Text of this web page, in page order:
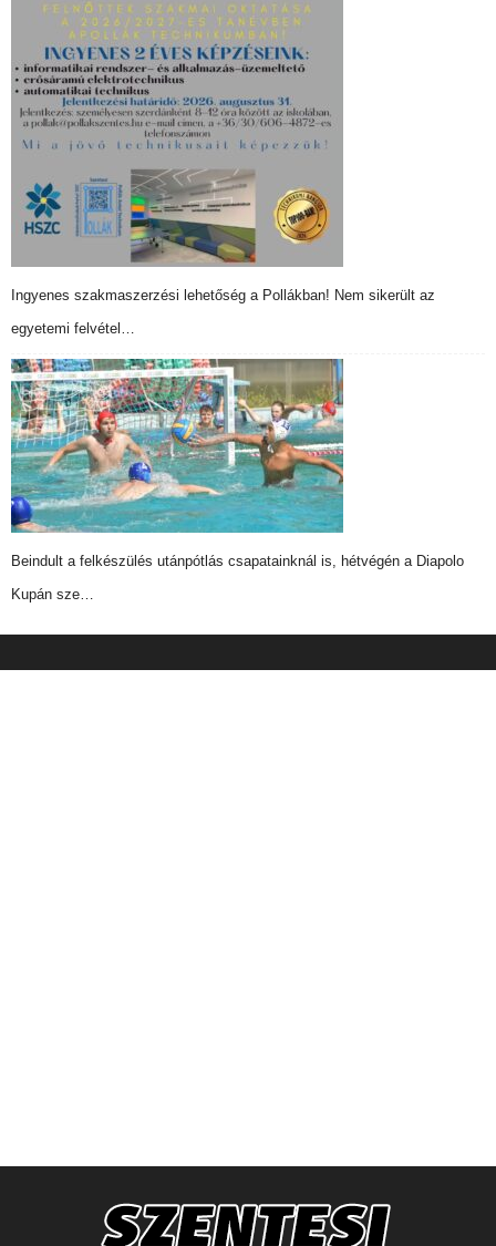
Ingyenes szakmaszerzési lehetőség a Pollákban! Nem sikerült az
egyetemi felvétel…
Beindult a felkészülés utánpótlás csapatainknál is, hétvégén a Diapolo
Kupán sze…